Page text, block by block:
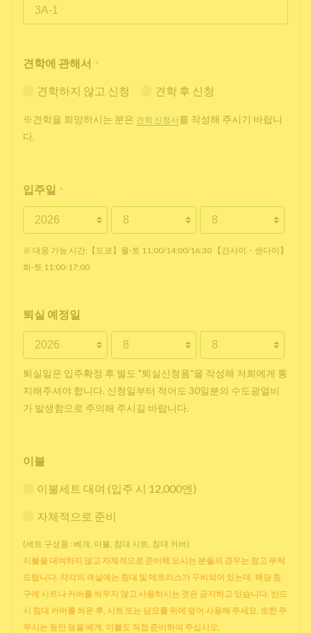
견학에 관해서 *
견학하지 않고 신청 견학 후 신청
※견학을 희망하시는 분은 견학 신청서 를 작성해 주시기 바랍니
다.
입주일 *
※ 대응 가능 시간:【도쿄】월-토 11:00/14:00/16:30 【간사이・센다이】
화-토 11:00-17:00
퇴실 예정일
퇴실일은 입주확정 후 별도 "퇴실신청폼"을 작성해 저희에게 통
지해주셔야 합니다. 신청일부터 적어도 30일분의 수도광열비
가 발생함으로 주의해 주시길 바랍니다.
이불
이불세트 대여 (입주 시 12,000엔)
자체적으로 준비
(세트 구성품 : 베개, 이불, 침대 시트, 침대 커버)
이불을 대여하지 않고 자체적으로 준비해 오시는 분들의 경우는 참고 부탁
드립니다. 각각의 객실에는 침대 및 매트리스가 구비되어 있는데, 해당 침
구에 시트나 커버를 씌우지 않고 사용하시는 것은 금지하고 있습니다. 반드
시 침대 커버를 씌운 후, 시트 또는 담요를 위에 덮어 사용해 주세요. 또한 주
무시는 동안 덮을 베개, 이불도 직접 준비하여 주십시오.